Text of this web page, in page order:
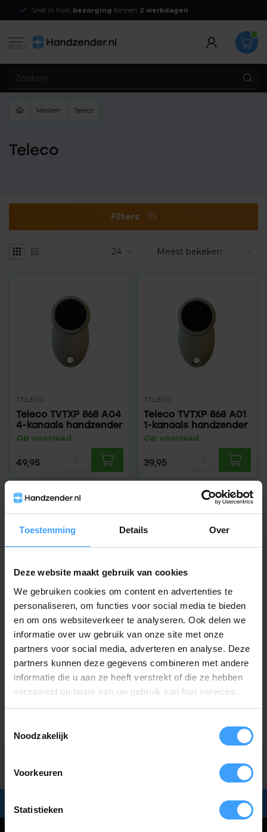
Toestemming Details Over
Deze website maakt gebruik van cookies
We gebruiken cookies om content en advertenties te
personaliseren, om functies voor social media te bieden
en om ons websiteverkeer te analyseren. Ook delen we
informatie over uw gebruik van onze site met onze
partners voor social media, adverteren en analyse. Deze
partners kunnen deze gegevens combineren met andere
informatie die u aan ze heeft verstrekt of die ze hebben
verzameld op basis van uw gebruik van hun services.
Noodzakelijk
Voorkeuren
Statistieken
Snel in huis: bezorging binnen 2 werkdagen
MENU
Merken Teleco
Teleco
Filters
TELECO
Teleco TVTXP 868 A04
4-kanaals handzender
Op voorraad
49,95
TELECO
Teleco TVTXP 868 A01
1-kanaals handzender
Op voorraad
39,95
Teleco TVTXP 868 A02
2-kanaals handzender
Op voorraad
82,95
2 werkdagen